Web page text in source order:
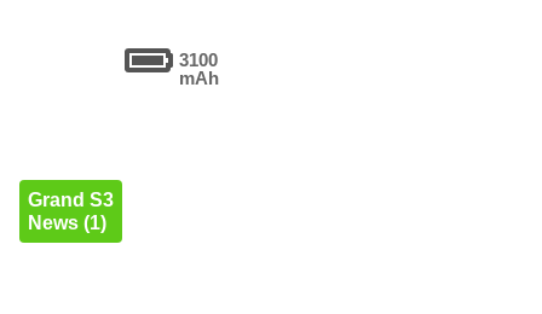
3100
mAh
Grand S3
News (1)